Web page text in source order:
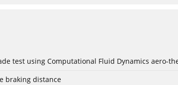
test using Computational Fluid Dynamics aero-
braking distance